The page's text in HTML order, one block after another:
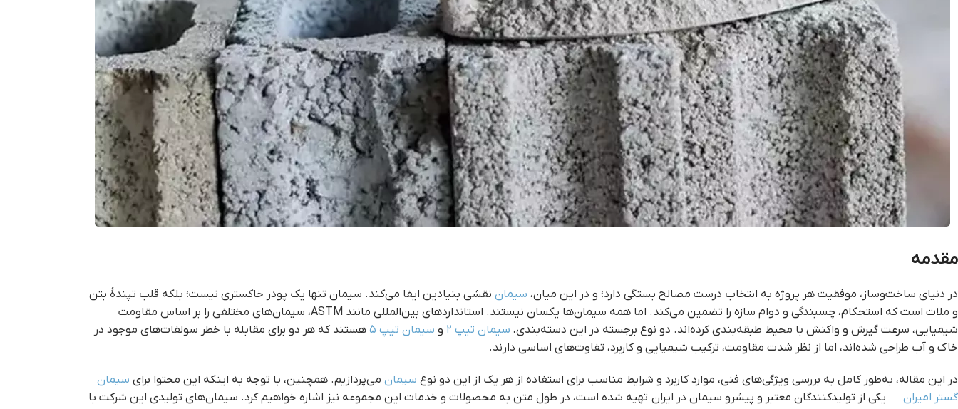
مقدمه
در دنیای ساخت‌وساز، موفقیت هر پروژه به انتخاب درست مصالح بستگی دارد؛ و در این میان، سیمان نقشی بنیادین ایفا می‌کند. سیمان تنها یک پودر خاکستری نیست؛ بلکه قلب تپندهٔ بتن
و ملات است که استحکام، چسبندگی و دوام سازه را تضمین می‌کند. اما همه سیمان‌ها یکسان نیستند. استانداردهای بین‌المللی مانند ASTM، سیمان‌های مختلفی را بر اساس مقاومت
شیمیایی، سرعت گیرش و واکنش با محیط طبقه‌بندی کرده‌اند. دو نوع برجسته در این دسته‌بندی، سیمان تیپ ۲ و سیمان تیپ ۵
هستند که هر دو برای مقابله با خطر سولفات‌های موجود در
خاک و آب طراحی شده‌اند، اما از نظر شدت مقاومت، ترکیب شیمیایی و کاربرد، تفاوت‌های اساسی دارند.
در این مقاله، به‌طور کامل به بررسی ویژگی‌های فنی، موارد کاربرد و شرایط مناسب برای استفاده از هر یک از این دو نوع سیمان می‌پردازیم. همچنین، با توجه به اینکه این محتوا برای سیمان
گستر امیران — یکی از تولیدکنندگان معتبر و پیشرو سیمان در ایران تهیه شده است، در طول متن به محصولات و خدمات این مجموعه نیز اشاره خواهیم کرد. سیمان‌های تولیدی این شرکت با